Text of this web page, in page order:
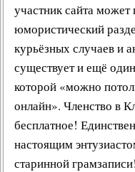
участник сайта
юмористический
курьёзных случаев и
существует и ещё
которой «можно
онлайн». Членство в
бесплатное!
настоящим
старинной грамзаписи!